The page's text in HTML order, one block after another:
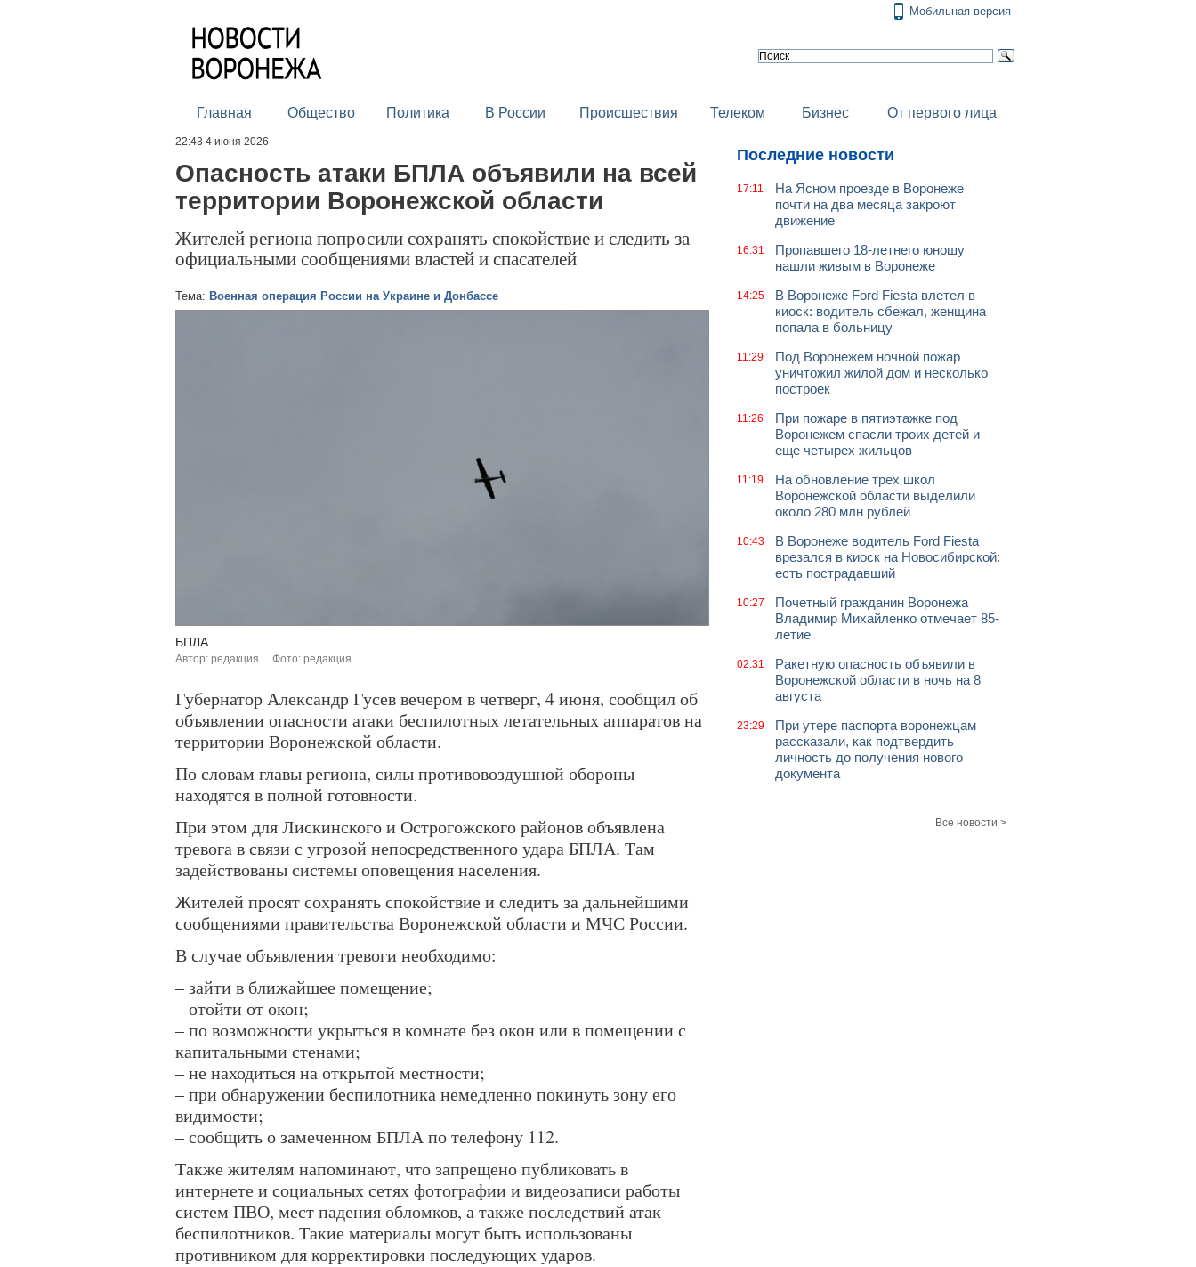
Мобильная версия
Главная Общество Политика В России Происшествия Телеком Бизнес От первого лица
22:43 4 июня 2026
Опасность атаки БПЛА объявили на всей
территории Воронежской области
Жителей региона попросили сохранять спокойствие и следить за
официальными сообщениями властей и спасателей
Тема: Военная операция России на Украине и Донбассе
БПЛА.
Автор: редакция. Фото: редакция.
Губернатор Александр Гусев вечером в четверг, 4 июня, сообщил об
объявлении опасности атаки беспилотных летательных аппаратов на
территории Воронежской области.
По словам главы региона, силы противовоздушной обороны
находятся в полной готовности.
При этом для Лискинского и Острогожского районов объявлена
тревога в связи с угрозой непосредственного удара БПЛА. Там
задействованы системы оповещения населения.
Жителей просят сохранять спокойствие и следить за дальнейшими
сообщениями правительства Воронежской области и МЧС России.
В случае объявления тревоги необходимо:
– зайти в ближайшее помещение;
– отойти от окон;
– по возможности укрыться в комнате без окон или в помещении с
капитальными стенами;
– не находиться на открытой местности;
– при обнаружении беспилотника немедленно покинуть зону его
видимости;
– сообщить о замеченном БПЛА по телефону 112.
Также жителям напоминают, что запрещено публиковать в
интернете и социальных сетях фотографии и видеозаписи работы
систем ПВО, мест падения обломков, а также последствий атак
беспилотников. Такие материалы могут быть использованы
противником для корректировки последующих ударов.
Последние новости
17:11
На Ясном проезде в Воронеже
почти на два месяца закроют
движение
16:31
Пропавшего 18-летнего юношу
нашли живым в Воронеже
14:25
В Воронеже Ford Fiesta влетел в
киоск: водитель сбежал, женщина
попала в больницу
11:29
Под Воронежем ночной пожар
уничтожил жилой дом и несколько
построек
11:26
При пожаре в пятиэтажке под
Воронежем спасли троих детей и
еще четырех жильцов
11:19
На обновление трех школ
Воронежской области выделили
около 280 млн рублей
10:43
В Воронеже водитель Ford Fiesta
врезался в киоск на Новосибирской:
есть пострадавший
10:27
Почетный гражданин Воронежа
Владимир Михайленко отмечает 85-
летие
02:31
Ракетную опасность объявили в
Воронежской области в ночь на 8
августа
23:29
При утере паспорта воронежцам
рассказали, как подтвердить
личность до получения нового
документа
Все новости >